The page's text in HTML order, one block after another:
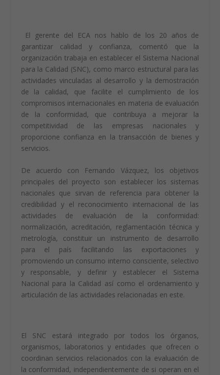
conocimiento, la creatividad y la innovación en el
desarrollo de una Estrategia Nacional de Acreditación
que se espera tener lista para el 2023.
El gerente del ECA nos hablo de los 20 años de
garantizar calidad y confianza, comentó que la
organización trabaja en establecer el Sistema Nacional
para la Calidad (SNC), como marco estructural para las
de la calidad, que facilite el cumplimiento de los
compromisos internacionales en materia de evaluación
de la conformidad, que contribuya a mejorar la
competitividad de las empresas nacionales y
proporcione confianza en la transacción de bienes y
servicios.
De acuerdo con Fernando Vázquez, los objetivos
principales del proyecto son establecer los sistemas
nacionales que sirvan de referencia para obtener la
credibilidad y el reconocimiento internacional de las
actividades de evaluación de la conformidad:
promoviendo un consumo interno consciente, selectivo
y responsable, y definir y establecer el Sistema
Nacional para la Calidad así como el ordenamiento y
articulación de las actividades relacionadas en este.